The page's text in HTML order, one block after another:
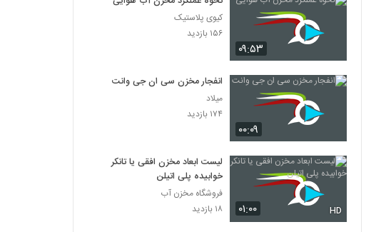
۰۹:۵۳
کیوی پلاستیک
۱۵۶ بازدید
۰۰:۰۹
انفجار مخزن سی ان جی وانت
میلاد
۱۷۴ بازدید
۰۱:۰۰ HD
لیست ابعاد مخزن افقی یا تانکر
خوابیده پلی اتیلن
فروشگاه مخزن آب
۱۸ بازدید